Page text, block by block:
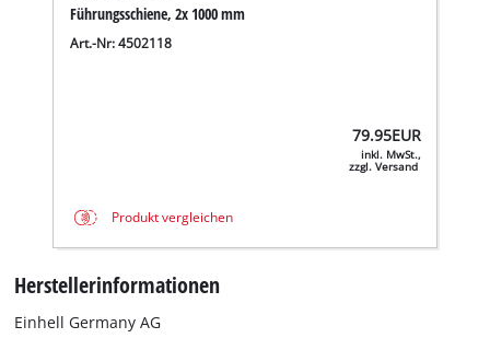
Führungsschiene, 2x 1000 mm
Art.-Nr: 4502118
79.95EUR
inkl. MwSt.,
zzgl. Versand
Produkt vergleichen
Herstellerinformationen
Einhell Germany AG